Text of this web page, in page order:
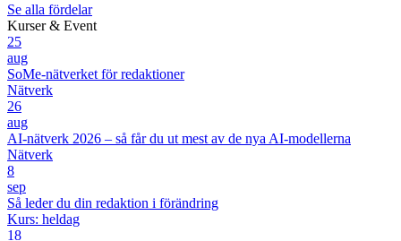
Se alla fördelar
Kurser & Event
25
aug
SoMe-nätverket för redaktioner
Nätverk
26
aug
AI-nätverk 2026 – så får du ut mest av de nya AI-modellerna
Nätverk
8
sep
Så leder du din redaktion i förändring
Kurs: heldag
18